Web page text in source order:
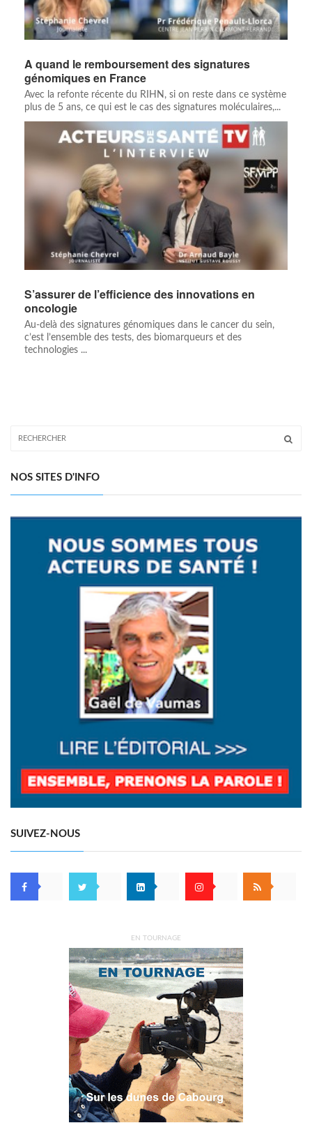
A quand le remboursement des signatures
génomiques en France
Avec la refonte récente du RIHN, si on reste dans ce système
plus de 5 ans, ce qui est le cas des signatures moléculaires,...
S’assurer de l’efficience des innovations en
oncologie
Au-delà des signatures génomiques dans le cancer du sein,
c’est l’ensemble des tests, des biomarqueurs et des
technologies ...
NOS SITES D'INFO
SUIVEZ-NOUS
EN TOURNAGE